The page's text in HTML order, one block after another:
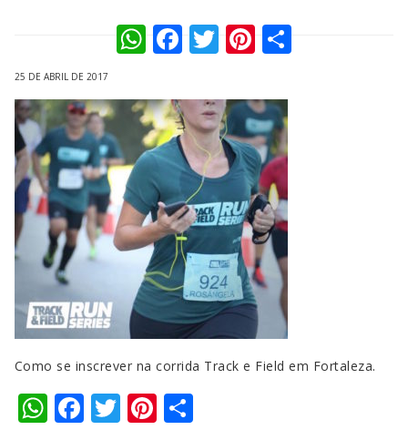
WhatsApp
Facebook
TwitterPinterest
25 DE ABRIL DE 2017
Como se inscrever na corrida Track e Field em Fortaleza.
WhatsApp
Facebook
Twitter
Pinterest
Compartilhar